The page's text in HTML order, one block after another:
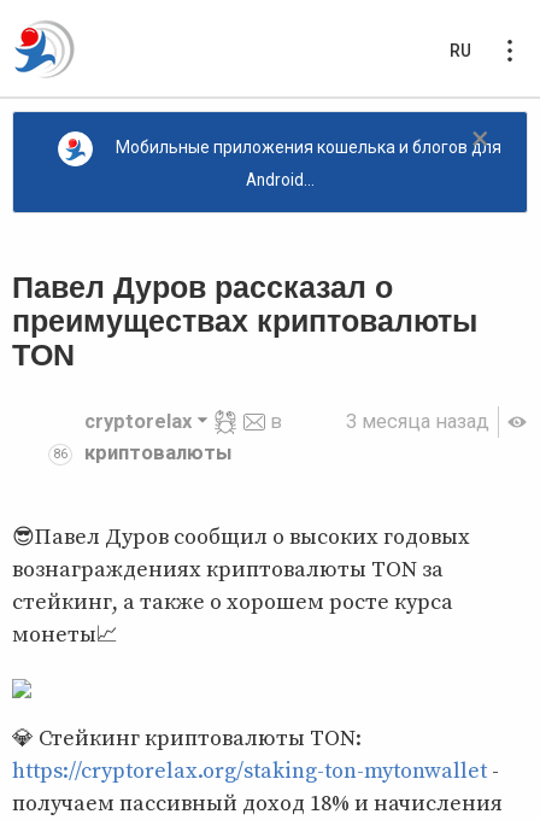
RU
×
Мобильные приложения кошелька и блогов для
Android...
Павел Дуров рассказал о
преимуществах криптовалюты
TON
3 месяца назад
86
cryptorelax
в
криптовалюты
😎Павел Дуров сообщил о высоких годовых
вознаграждениях криптовалюты TON за
стейкинг, а также о хорошем росте курса
монеты📈
💎 Стейкинг криптовалюты TON:
https://cryptorelax.org/staking-ton-mytonwallet -
получаем пассивный доход 18% и начисления